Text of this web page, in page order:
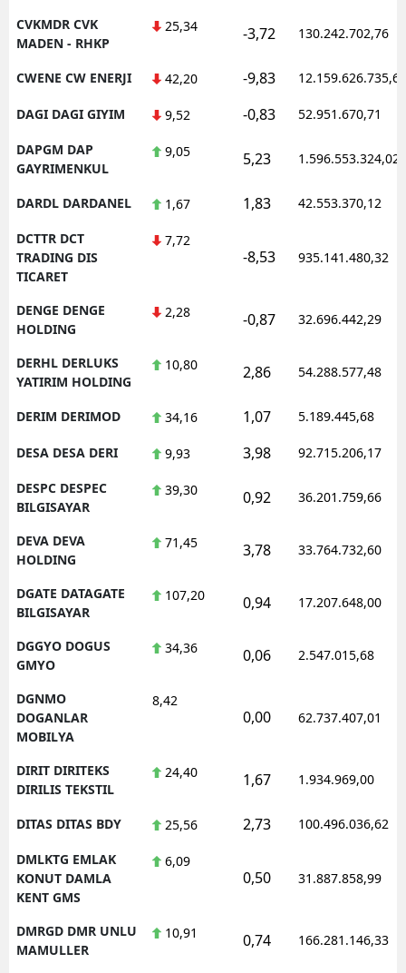
CVKMDR CVK
MADEN - RHKP
25,34 -3,72 130.242.702,76
CWENE CW ENERJI 42,20 -9,83 12.159.626.735,62
DAGI DAGI GIYIM 9,52 -0,83 52.951.670,71
DAPGM DAP
GAYRIMENKUL
9,05 5,23 1.596.553.324,02
DARDL DARDANEL 1,67 1,83 42.553.370,12
DCTTR DCT
TRADING DIS
TICARET
7,72
-8,53 935.141.480,32
DENGE DENGE
HOLDING
2,28 -0,87 32.696.442,29
DERHL DERLUKS
YATIRIM HOLDING
10,80 2,86 54.288.577,48
DERIM DERIMOD 34,16 1,07 5.189.445,68
DESA DESA DERI 9,93 3,98 92.715.206,17
DESPC DESPEC
BILGISAYAR
39,30 0,92 36.201.759,66
DEVA DEVA
HOLDING
71,45 3,78 33.764.732,60
DGATE DATAGATE
BILGISAYAR
107,20 0,94 17.207.648,00
DGGYO DOGUS
GMYO
34,36 0,06 2.547.015,68
DGNMO
DOGANLAR
MOBILYA
8,42
0,00 62.737.407,01
DIRIT DIRITEKS
DIRILIS TEKSTIL
24,40 1,67 1.934.969,00
DITAS DITAS BDY 25,56 2,73 100.496.036,62
DMLKTG EMLAK
KONUT DAMLA
KENT GMS
6,09
0,50 31.887.858,99
DMRGD DMR UNLU
MAMULLER
10,91 0,74 166.281.146,33